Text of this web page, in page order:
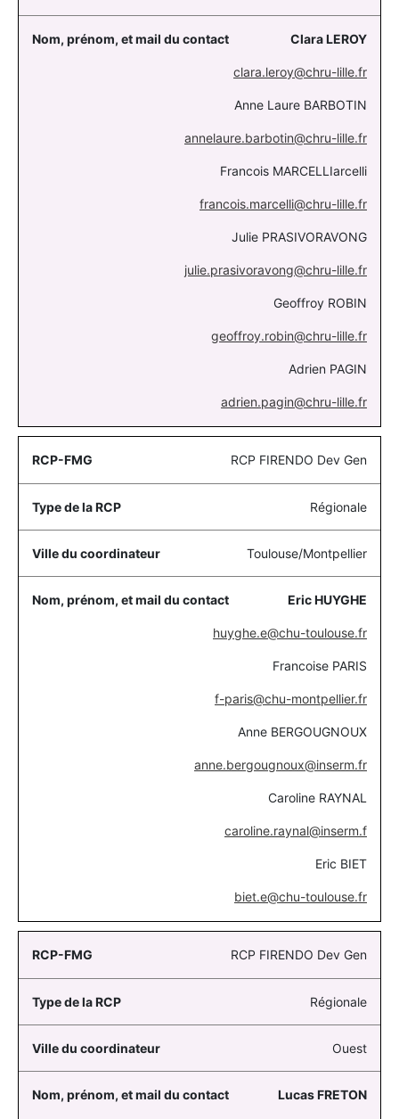
Clara LEROY
clara.leroy@chru-lille.fr
Anne Laure BARBOTIN
annelaure.barbotin@chru-lille.fr
Francois MARCELLIarcelli
francois.marcelli@chru-lille.fr
Julie PRASIVORAVONG
julie.prasivoravong@chru-lille.fr
Geoffroy ROBIN
geoffroy.robin@chru-lille.fr
Adrien PAGIN
adrien.pagin@chru-lille.fr
RCP FIRENDO Dev Gen
Régionale
Toulouse/Montpellier
Eric HUYGHE
huyghe.e@chu-toulouse.fr
Francoise PARIS
f-paris@chu-montpellier.fr
Anne BERGOUGNOUX
anne.bergougnoux@inserm.fr
Caroline RAYNAL
caroline.raynal@inserm.f
Eric BIET
biet.e@chu-toulouse.fr
RCP FIRENDO Dev Gen
Régionale
Ouest
Lucas FRETON